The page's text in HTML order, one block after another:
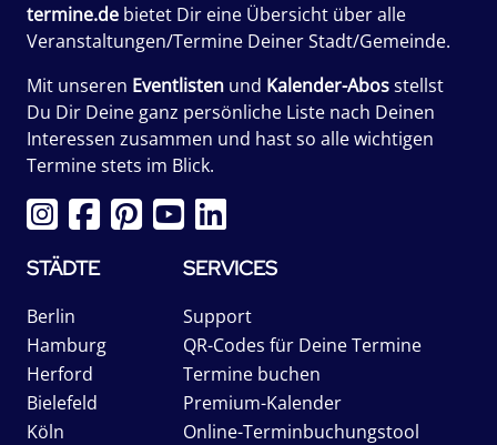
termine.de bietet Dir eine Übersicht über alle
Veranstaltungen/Termine Deiner Stadt/Gemeinde.
Mit unseren Eventlisten und Kalender-Abosstellst
Du Dir Deine ganz persönliche Liste nach Deinen
Interessen zusammen und hast so alle wichtigen
Termine stets im Blick.
STÄDTE
Berlin
Hamburg
Herford
Bielefeld
Köln
SERVICES
Support
QR-Codes für Deine Termine
Termine buchen
Premium-Kalender
Online-Terminbuchungstool